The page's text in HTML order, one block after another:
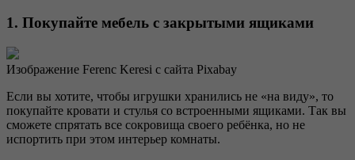
1. Покупайте мебель с закрытыми ящиками
Изображение Ferenc Keresi с сайта Pixabay
Если вы хотите, чтобы игрушки хранились не «на виду», то
покупайте кровати и стулья со встроенными ящиками. Так вы
сможете спрятать все сокровища своего ребёнка, но не
испортить при этом интерьер комнаты.